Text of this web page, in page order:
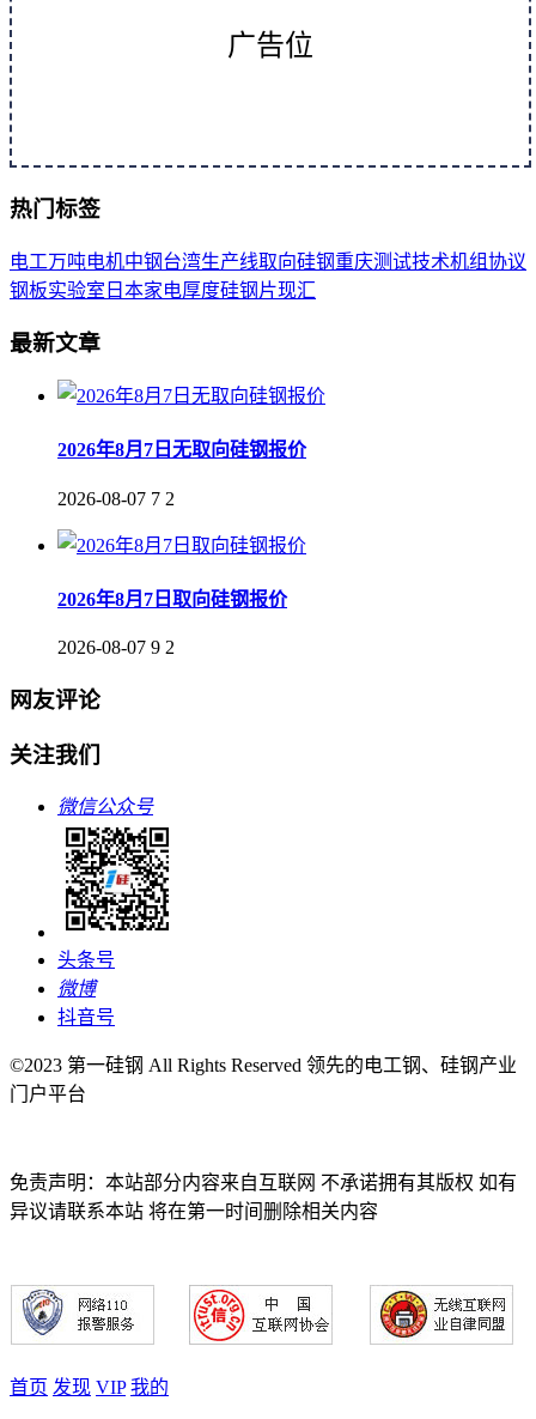
广告位
热门标签
电工万吨电机中钢台湾生产线取向硅钢重庆测试技术机组协议
钢板实验室 日本家电厚度硅钢片现汇
最新文章
2026年8月7日无取向硅钢报价
2026-08-07 7 2
2026年8月7日取向硅钢报价
2026-08-07 9 2
网友评论
关注我们
微信公众号
头条号
微博
抖音号
©2023 第一硅钢 All Rights Reserved 领先的电工钢、硅钢产业
门户平台
免责声明：本站部分内容来自互联网 不承诺拥有其版权 如有
异议请联系本站 将在第一时间删除相关内容
首页 发现 VIP 我的